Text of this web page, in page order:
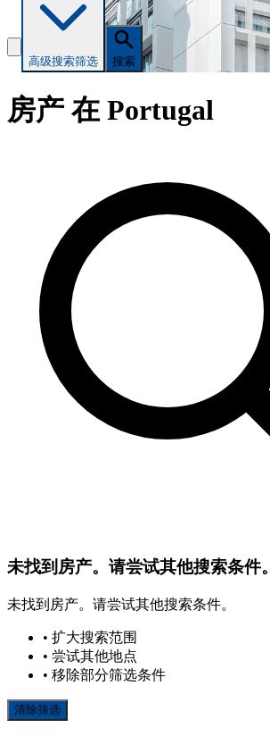
高级搜索筛选 搜索
房产 在 Portugal
未找到房产。请尝试其他搜索条件。
未找到房产。请尝试其他搜索条件。
• 扩大搜索范围
• 尝试其他地点
• 移除部分筛选条件
清除筛选